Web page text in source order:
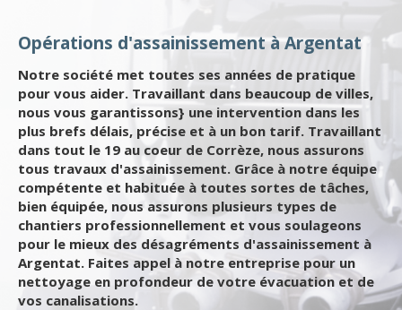
Opérations d'assainissement à Argentat
Notre société met toutes ses années de pratique
pour vous aider. Travaillant dans beaucoup de villes,
nous vous garantissons} une intervention dans les
plus brefs délais, précise et à un bon tarif. Travaillant
dans tout le 19 au coeur de Corrèze, nous assurons
tous travaux d'assainissement. Grâce à notre équipe
compétente et habituée à toutes sortes de tâches,
bien équipée, nous assurons plusieurs types de
chantiers professionnellement et vous soulageons
pour le mieux des désagréments d'assainissement à
Argentat. Faites appel à notre entreprise pour un
nettoyage en profondeur de votre évacuation et de
vos canalisations.